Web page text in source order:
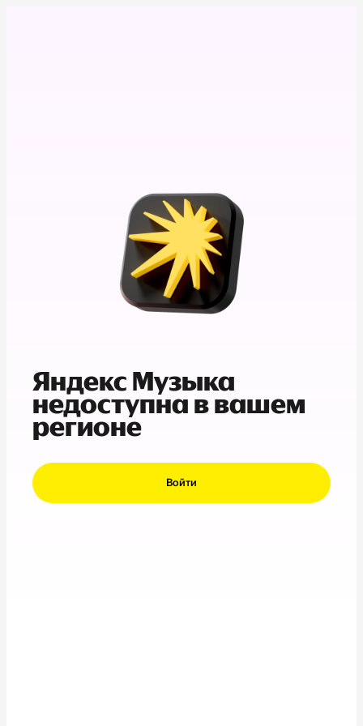
Яндекс Музыка
недоступна в вашем
регионе
Войти